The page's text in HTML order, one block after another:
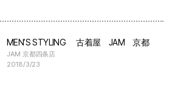
MEN’S STYLING 古着屋 JAM 京都
JAM 京都四条店
2018/3/23